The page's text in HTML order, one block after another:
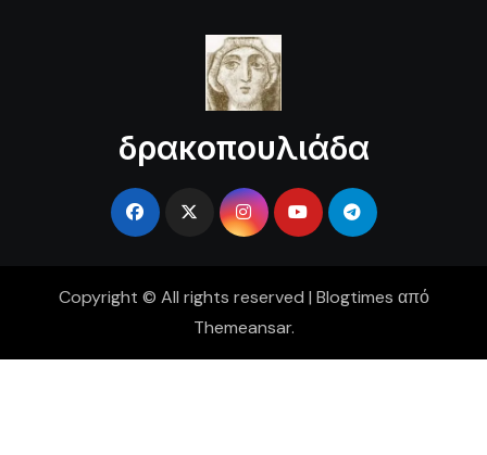
δρακοπουλιάδα
Copyright © All rights reserved | Blogtimes από
Themeansar.